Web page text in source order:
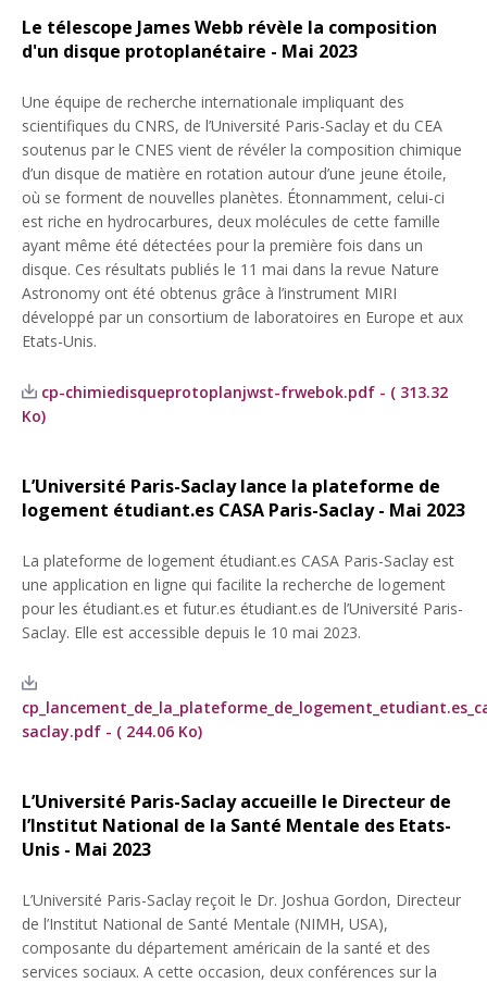
Le télescope James Webb révèle la composition
d'un disque protoplanétaire - Mai 2023
Une équipe de recherche internationale impliquant des
scientifiques du CNRS, de l’Université Paris-Saclay et du CEA
soutenus par le CNES vient de révéler la composition chimique
d’un disque de matière en rotation autour d’une jeune étoile,
où se forment de nouvelles planètes. Étonnamment, celui-ci
est riche en hydrocarbures, deux molécules de cette famille
ayant même été détectées pour la première fois dans un
disque. Ces résultats publiés le 11 mai dans la revue Nature
Astronomy ont été obtenus grâce à l’instrument MIRI
développé par un consortium de laboratoires en Europe et aux
Etats-Unis.
cp-chimiedisqueprotoplanjwst-frwebok.pdf - ( 313.32
Ko)
L’Université Paris-Saclay lance la plateforme de
logement étudiant.es CASA Paris-Saclay - Mai 2023
La plateforme de logement étudiant.es CASA Paris-Saclay est
une application en ligne qui facilite la recherche de logement
pour les étudiant.es et futur.es étudiant.es de l’Université Paris-
Saclay. Elle est accessible depuis le 10 mai 2023.
saclay.pdf - ( 244.06 Ko)
L’Université Paris-Saclay accueille le Directeur de
l’Institut National de la Santé Mentale des Etats-
Unis - Mai 2023
L’Université Paris-Saclay reçoit le Dr. Joshua Gordon, Directeur
de l’Institut National de Santé Mentale (NIMH, USA),
composante du département américain de la santé et des
services sociaux. A cette occasion, deux conférences sur la